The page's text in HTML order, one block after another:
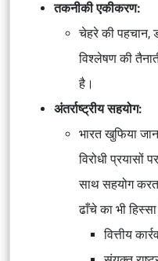
तकनीकी एकीकरण:
चेहरे की पहचान,
विश्लेषण की
है।
अंतर्राष्ट्रीय सहयोग:
भारत खुफिया
विरोधी
साथ सहयोग
ढाँचे का भी
वित्तीय